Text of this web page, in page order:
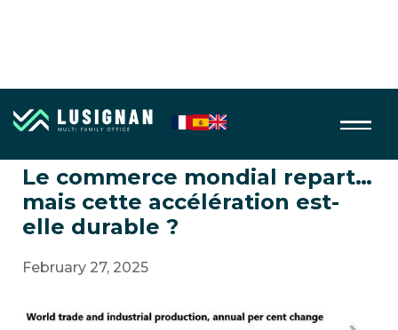
Macro économie
Le commerce mondial repart…
mais cette accélération est-
elle durable ?
February 27, 2025